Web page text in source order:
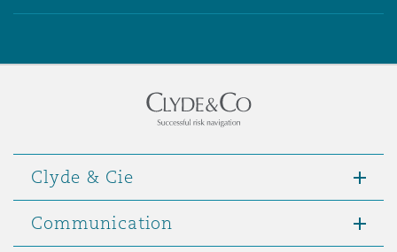
Clyde & Cie
Communication